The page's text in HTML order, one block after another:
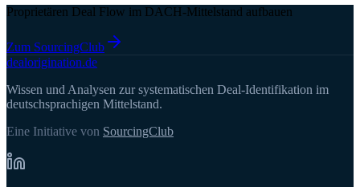
Proprietären Deal Flow im DACH-Mittelstand aufbauen
Zum SourcingClub
dealorigination.de
Wissen und Analysen zur systematischen Deal-Identifikation im
deutschsprachigen Mittelstand.
Eine Initiative von SourcingClub